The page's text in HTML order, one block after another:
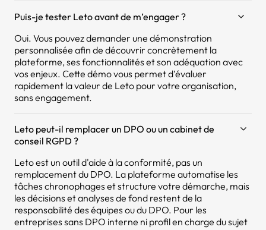
Puis-je tester Leto avant de m’engager ?
Oui. Vous pouvez demander une démonstration
personnalisée afin de découvrir concrètement la
plateforme, ses fonctionnalités et son adéquation avec
vos enjeux. Cette démo vous permet d’évaluer
rapidement la valeur de Leto pour votre organisation,
sans engagement.
Leto peut-il remplacer un DPO ou un cabinet de
conseil RGPD ?
Leto est un outil d'aide à la conformité, pas un
remplacement du DPO. La plateforme automatise les
tâches chronophages et structure votre démarche, mais
les décisions et analyses de fond restent de la
responsabilité des équipes ou du DPO. Pour les
entreprises sans DPO interne ni profil en charge du sujet